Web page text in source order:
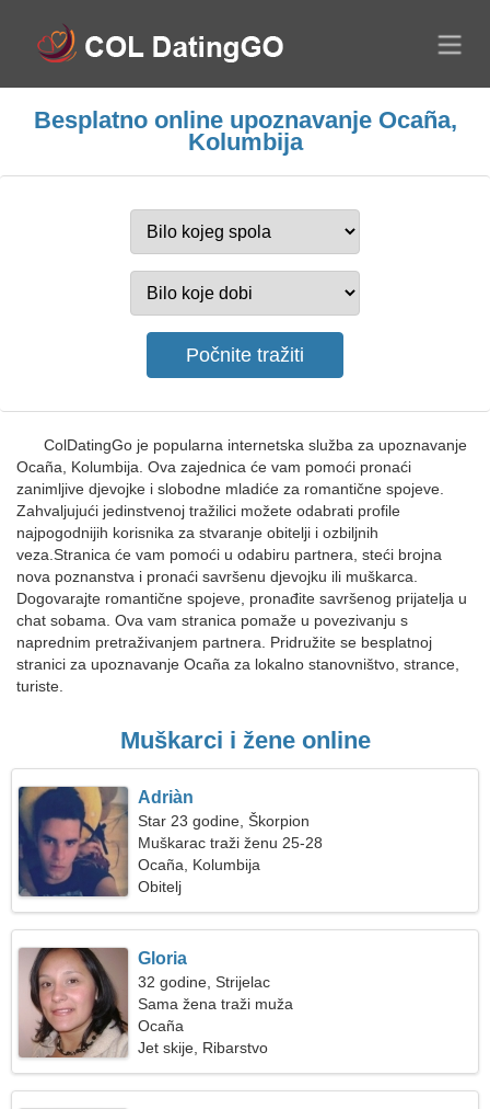
Besplatno online upoznavanje Ocaña,
Kolumbija
ColDatingGo je popularna internetska služba za upoznavanje
Ocaña, Kolumbija. Ova zajednica će vam pomoći pronaći
zanimljive djevojke i slobodne mladiće za romantične spojeve.
Zahvaljujući jedinstvenoj tražilici možete odabrati profile
najpogodnijih korisnika za stvaranje obitelji i ozbiljnih
veza.Stranica će vam pomoći u odabiru partnera, steći brojna
nova poznanstva i pronaći savršenu djevojku ili muškarca.
Dogovarajte romantične spojeve, pronađite savršenog prijatelja u
chat sobama. Ova vam stranica pomaže u povezivanju s
naprednim pretraživanjem partnera. Pridružite se besplatnoj
stranici za upoznavanje Ocaña za lokalno stanovništvo, strance,
turiste.
Muškarci i žene online
Adriàn
Star 23 godine, Škorpion
Muškarac traži ženu 25-28
Ocaña, Kolumbija
Obitelj
Gloria
32 godine, Strijelac
Sama žena traži muža
Ocaña
Jet skije, Ribarstvo